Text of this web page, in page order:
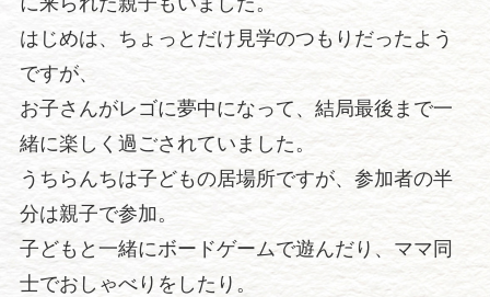
はじめは、ちょっとだけ見学のつもりだったよう
ですが、
お子さんがレゴに夢中になって、結局最後まで一
緒に楽しく過ごされていました。
うちらんちは子どもの居場所ですが、参加者の半
分は親子で参加。
子どもと一緒にボードゲームで遊んだり、ママ同
士でおしゃべりをしたり。